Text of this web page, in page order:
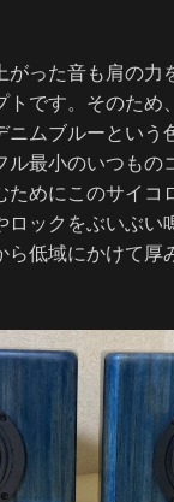
がった音も肩の力
トです。そのため
ニムブルーという
ル最小のいつもの
ためにこのサイコ
ロックをぶいぶい
ら低域にかけて厚